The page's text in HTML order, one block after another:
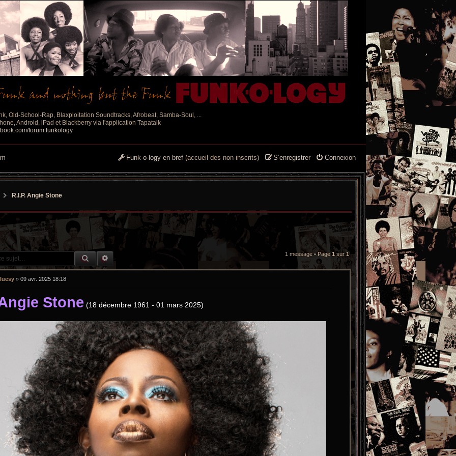
Old-School-Rap, Blaxploitation Soundtracks, Afrobeat, Samba-Soul, ...
Android, iPad et Blackberry via l'application Tapatalk
forum.funkology
Connexion
S’enregistrer
Funk-o-logy en bref (accueil des non-inscrits)
R.I.P. Angie Stone
RECHERCHE GROOVY 1 message • Page 1 sur1
» 09 avr. 2025 18:18
Stone (18 décembre 1961 - 01 mars 2025)